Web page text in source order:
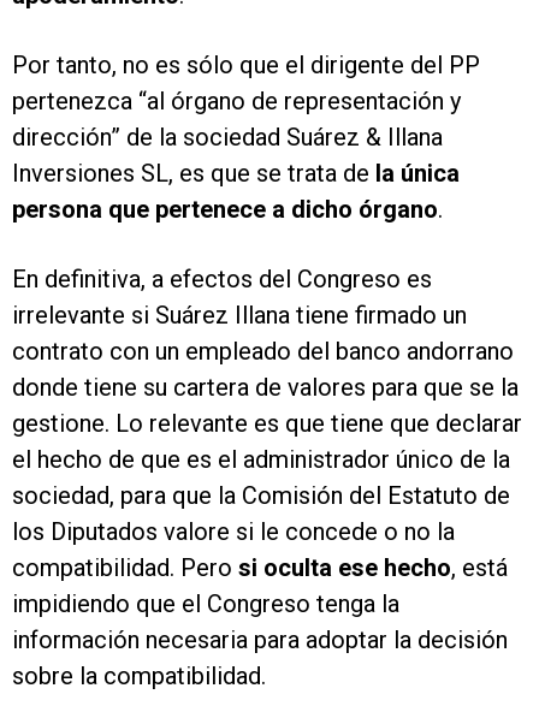
Por tanto, no es sólo que el dirigente del PP
pertenezca “al órgano de representación y
dirección” de la sociedad Suárez & Illana
Inversiones SL, es que se trata de la única
persona que pertenece a dicho órgano.
En definitiva, a efectos del Congreso es
irrelevante si Suárez Illana tiene firmado un
contrato con un empleado del banco andorrano
donde tiene su cartera de valores para que se la
gestione. Lo relevante es que tiene que declarar
el hecho de que es el administrador único de la
sociedad, para que la Comisión del Estatuto de
los Diputados valore si le concede o no la
compatibilidad. Pero si oculta ese hecho, está
impidiendo que el Congreso tenga la
información necesaria para adoptar la decisión
sobre la compatibilidad.